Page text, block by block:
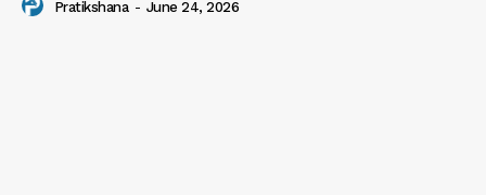
Pratikshana - June 24, 2026